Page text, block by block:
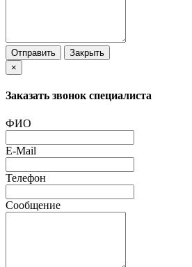
Отправить
Закрыть
×
Заказать звонок специалиста
ФИО
E-Mail
Телефон
Сообщение